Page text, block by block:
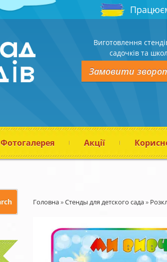
Виготовлення
садочків та
Замовити
Фотогалерея Акції
Головна»Стенды для детского сада»